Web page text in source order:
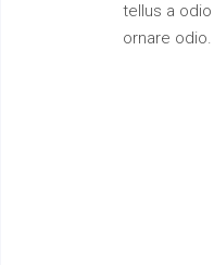
tellus a
ornare odio.